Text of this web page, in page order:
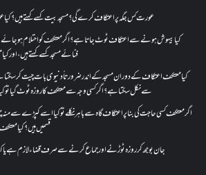
عورت کس جگہ پر اعتکاف کرے گی؟مسجد بیت کسے کہتے ہیں؟کیا
کیا بیہوش ہونے سے اعتکاف ٹوٹ جاتا ہے؟ اگر معتکف کو احتلام ہو
فنائے مسجد کسے کہتے ہیں ، اور
کیا معتکف اعتکاف کے دوران مسجد کے اندر ضرورتاً دنیوی بات چیت کر
سے نکل سکتا ہے؟ اگر کسی وجہ سے معتکف کا روزہ ٹوٹ گیا تو
اگر معتکف کسی حاجت کی بنا پر اعتکاف گاہ سے باہر نکلے تو کیا اسے کپڑے سے
قسمیں ہیں؟کیا
جان بوجھ کر روزہ ٹوڑنے اور جماع کرنے سے صرف قضاء لازم ہے یا